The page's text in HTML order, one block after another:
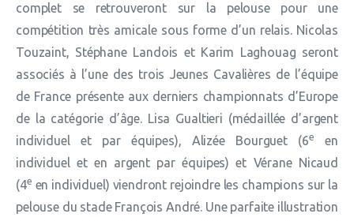
complet se retrouveront sur la pelouse pour une
compétition très amicale sous forme d’un relais. Nicolas
Touzaint, Stéphane Landois et Karim Laghouag seront
associés à l’une des trois Jeunes Cavalières de l’équipe
de France présente aux derniers championnats d’Europe
de la catégorie d’âge. Lisa Gualtieri (médaillée d’argent
individuel et par équipes), Alizée Bourguet (6e
en
individuel et en argent par équipes) et Vérane Nicaud
(4e en individuel) viendront rejoindre les champions sur la
pelouse du stade François André. Une parfaite illustration